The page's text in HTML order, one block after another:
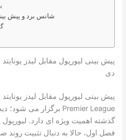
شانس برد و پیش
دی
پیش بینی لیورپول مقابل لیدز
Premier League برگزار می شود؛
گذشته اهمیت ویژه ای دارد.
فصل اول، حالا به دنبال تثبیت